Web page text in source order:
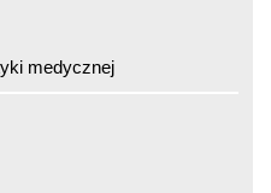
medycznej